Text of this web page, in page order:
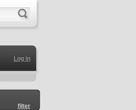
Log in
filter